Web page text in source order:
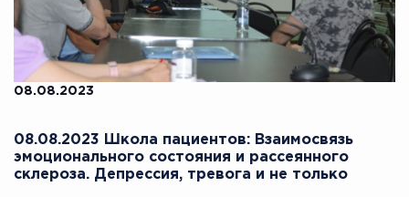
08.08.2023
08.08.2023 Школа пациентов: Взаимосвязь
эмоционального состояния и рассеянного
склероза. Депрессия, тревога и не только